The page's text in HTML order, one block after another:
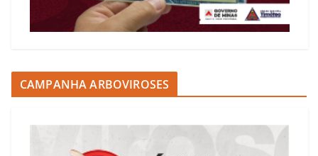
CAMPANHA ARBOVIROSES